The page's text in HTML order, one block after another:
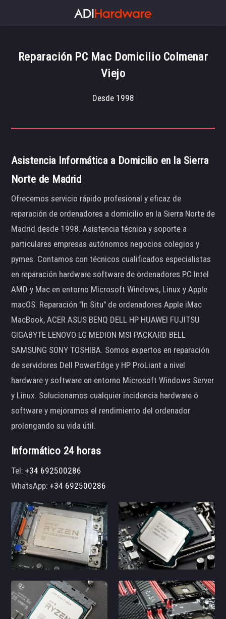
Reparación PC Mac Domicilio Colmenar
Viejo
Desde 1998
Asistencia Informática a Domicilio en la Sierra
Norte de Madrid
Ofrecemos servicio rápido profesional y eficaz de
reparación de ordenadores a domicilio en la Sierra Norte de
Madrid desde 1998. Asistencia técnica y soporte a
particulares empresas autónomos negocios colegios y
pymes. Contamos con técnicos cualificados especialistas
en reparación hardware software de ordenadores PC Intel
AMD y Mac en entorno Microsoft Windows, Linux y Apple
macOS. Reparación "In Situ" de ordenadores Apple iMac
MacBook, ACER ASUS BENQ DELL HP HUAWEI FUJITSU
GIGABYTE LENOVO LG MEDION MSI PACKARD BELL
SAMSUNG SONY TOSHIBA. Somos expertos en reparación
de servidores Dell PowerEdge y HP ProLiant a nivel
hardware y software en entorno Microsoft Windows Server
y Linux. Solucionamos cualquier incidencia hardware o
software y mejoramos el rendimiento del ordenador
prolongando su vida útil.
Informático 24 horas
Tel:+34 692500286
WhatsApp:+34 692500286